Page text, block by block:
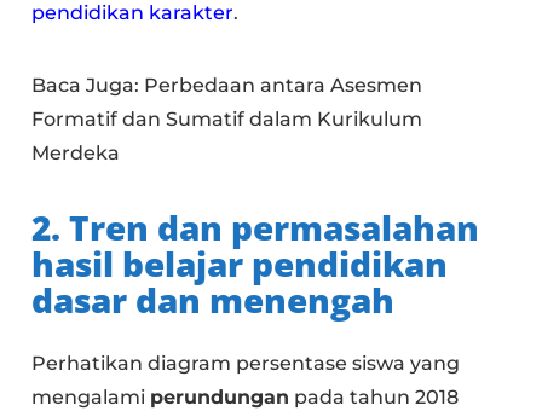
pendidikan karakter.
Baca Juga: Perbedaan antara Asesmen
Formatif dan Sumatif dalam Kurikulum
Merdeka
2.Tren dan permasalahan
hasil belajar pendidikan
dasar dan menengah
Perhatikan diagram persentase siswa yang
mengalami perundungan pada tahun 2018